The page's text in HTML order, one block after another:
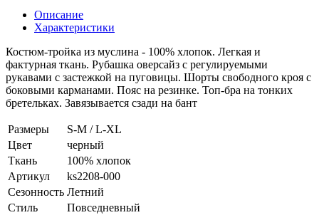
Описание
Характеристики
Костюм-тройка из муслина - 100% хлопок. Легкая и
фактурная ткань. Рубашка оверсайз с регулируемыми
рукавами с застежкой на пуговицы. Шорты свободного кроя с
боковыми карманами. Пояс на резинке. Топ-бра на тонких
бретельках. Завязывается сзади на бант
Размеры
S-M / L-XL
Цвет
черный
Ткань
100% хлопок
Артикул
ks2208-000
Сезонность Летний
Стиль
Повседневный